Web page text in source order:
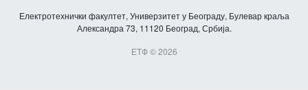
Електротехнички факултет, Универзитет у Београду, Булевар краља
Александра 73, 11120 Београд, Србија.
ЕТФ © 2026